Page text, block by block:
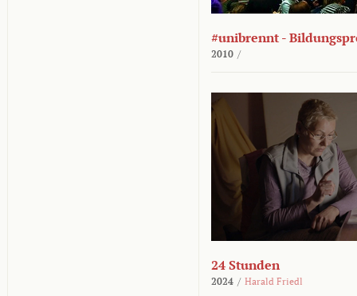
#unibrennt -
2010 /
24 Stunden
2024 / Harald Friedl